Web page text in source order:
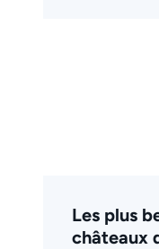
Les plus
châteaux